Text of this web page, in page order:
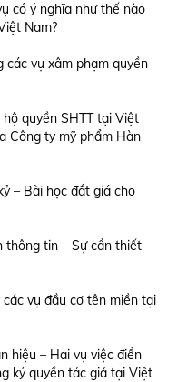
có ý nghĩa như thế nào
Nam?
các vụ xâm phạm quyền
quyền SHTT tại Việt
Công ty mỹ phẩm Hàn
– Bài học đắt giá cho
thông tin – Sự cần thiết
vụ đầu cơ tên miền tại
hiệu – Hai vụ việc điển
ký quyền tác giả tại Việt